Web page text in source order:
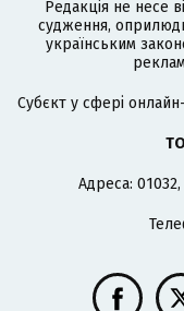
Редакція не несе
судження,
українським
Cубєкт у сфері
Адреса: